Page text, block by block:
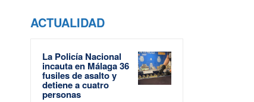
ACTUALIDAD
La Policía Nacional
incauta en Málaga 36
fusiles de asalto y
detiene a cuatro
personas